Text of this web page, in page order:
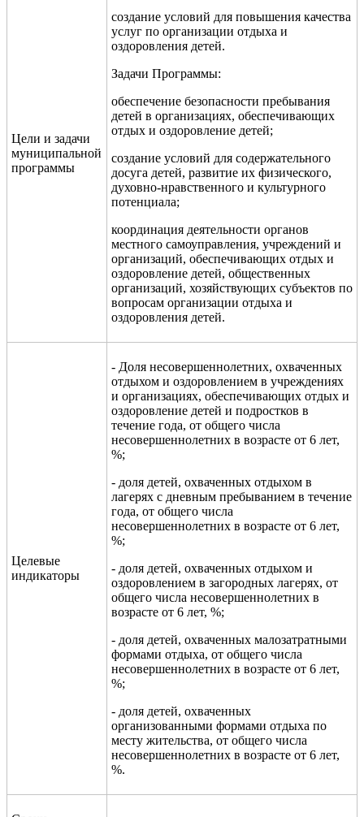
Цели и задачи
муниципальной
программы
создание условий для повышения качества
услуг по организации отдыха и
оздоровления детей.
Задачи Программы:
обеспечение безопасности пребывания
детей в организациях, обеспечивающих
отдых и оздоровление детей;
создание условий для содержательного
досуга детей, развитие их физического,
духовно-нравственного и культурного
потенциала;
координация деятельности органов
местного самоуправления, учреждений и
организаций, обеспечивающих отдых и
оздоровление детей, общественных
организаций, хозяйствующих субъектов по
вопросам организации отдыха и
оздоровления детей.
Целевые
индикаторы
- Доля несовершеннолетних, охваченных
отдыхом и оздоровлением в учреждениях
и организациях, обеспечивающих отдых и
оздоровление детей и подростков в
течение года, от общего числа
несовершеннолетних в возрасте от 6 лет,
%;
- доля детей, охваченных отдыхом в
лагерях с дневным пребыванием в течение
года, от общего числа
несовершеннолетних в возрасте от 6 лет,
%;
- доля детей, охваченных отдыхом и
оздоровлением в загородных лагерях, от
общего числа несовершеннолетних в
возрасте от 6 лет, %;
- доля детей, охваченных малозатратными
формами отдыха, от общего числа
несовершеннолетних в возрасте от 6 лет,
%;
- доля детей, охваченных
организованными формами отдыха по
месту жительства, от общего числа
несовершеннолетних в возрасте от 6 лет,
%.